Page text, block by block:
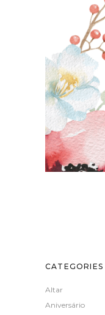
CATEGORIES
Altar
Aniversário